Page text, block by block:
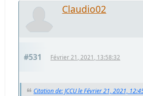
Claudio02
#531 Février 21, 2021, 13:58:32
Citation de: JCCU le Février 21, 2021,